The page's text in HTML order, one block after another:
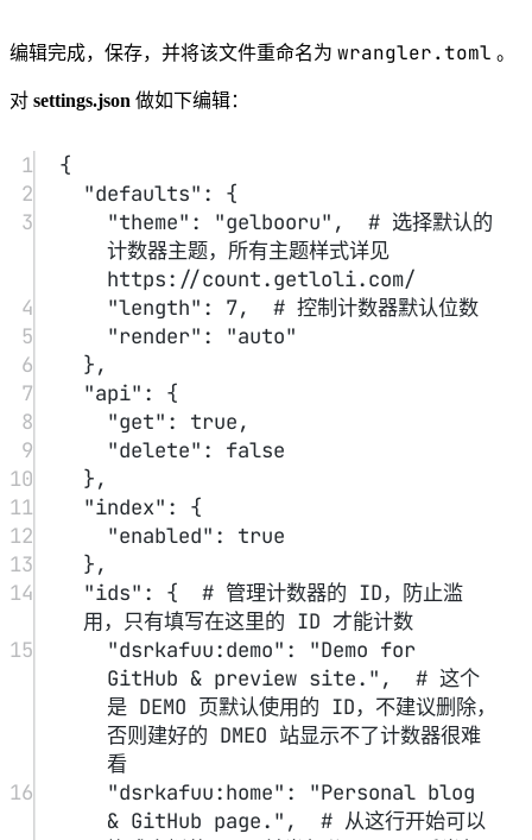
编辑完成，保存，并将该文件重命名为 wrangler.toml 。
对 settings.json 做如下编辑：
1
{
2
"defaults" : {
3
"theme" : "gelbooru" , # 选择默认的
计数器主题，所有主题样式详见
https: //count.getloli.com/
4
"length" : 7, # 控制计数器默认位数
5
"render" :
"auto"
6
},
7
"api" : {
8
"get" : true,
9
"delete" : false
10
},
11
"index" : {
12
"enabled" : true
13
},
14
"ids" : { # 管理计数器的 ID，防止滥
用，只有填写在这里的 ID 才能计数
15
"dsrkafuu:demo" :
"Demo for
GitHub & preview site." , # 这个
是 DEMO 页默认使用的 ID，不建议删除，
否则建好的 DMEO 站显示不了计数器很难
看
16
"dsrkafuu:home" :
"Personal blog
& GitHub page." , # 从这行开始可以